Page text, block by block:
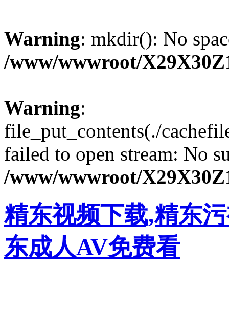
Warning: mkdir(): No
/www/wwwroot/
Warning:
file_put_contents(./
failed to open stream: No
/www/wwwroot/
精东视频下载,精东
东成人AV免费看